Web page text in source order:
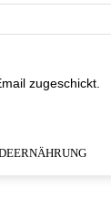
zugeschickt.